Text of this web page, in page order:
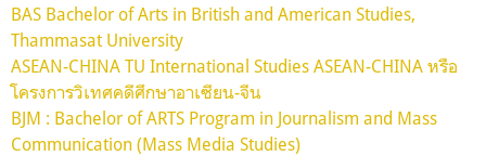
BAS Bachelor of Arts in British and American Studies,
Thammasat University
ASEAN-CHINA TU International Studies ASEAN-CHINA หรือ
โครงการวิเทศคดีศึกษาอาเซียน-จีน
BJM : Bachelor of ARTS Program in Journalism and Mass
Communication (Mass Media Studies)